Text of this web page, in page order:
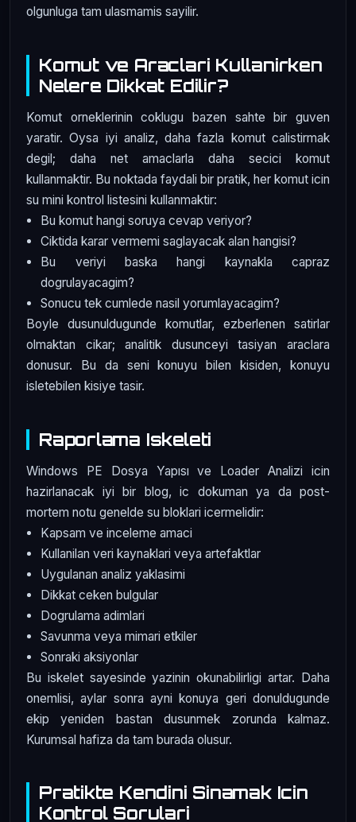
olgunluga tam ulasmamis sayilir.
Komut ve Araclari Kullanirken
Nelere Dikkat Edilir?
Komut orneklerinin coklugu bazen sahte bir guven
yaratir. Oysa iyi analiz, daha fazla komut calistirmak
degil; daha net amaclarla daha secici komut
kullanmaktir. Bu noktada faydali bir pratik, her komut icin
su mini kontrol listesini kullanmaktir:
Bu komut hangi soruya cevap veriyor?
Ciktida karar vermemi saglayacak alan hangisi?
Bu veriyi baska hangi kaynakla capraz
dogrulayacagim?
Sonucu tek cumlede nasil yorumlayacagim?
Boyle dusunuldugunde komutlar, ezberlenen satirlar
olmaktan cikar; analitik dusunceyi tasiyan araclara
donusur. Bu da seni konuyu bilen kisiden, konuyu
isletebilen kisiye tasir.
Raporlama Iskeleti
Windows PE Dosya Yapısı ve Loader Analizi icin
hazirlanacak iyi bir blog, ic dokuman ya da post-
mortem notu genelde su bloklari icermelidir:
Kapsam ve inceleme amaci
Kullanilan veri kaynaklari veya artefaktlar
Uygulanan analiz yaklasimi
Dikkat ceken bulgular
Dogrulama adimlari
Savunma veya mimari etkiler
Sonraki aksiyonlar
Bu iskelet sayesinde yazinin okunabilirligi artar. Daha
onemlisi, aylar sonra ayni konuya geri donuldugunde
ekip yeniden bastan dusunmek zorunda kalmaz.
Kurumsal hafiza da tam burada olusur.
Pratikte Kendini Sinamak Icin
Kontrol Sorulari